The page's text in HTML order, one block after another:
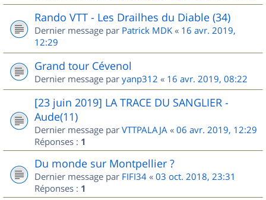
Rando VTT - Les Drailhes du Diable (34)
Dernier message par Patrick MDK « 16 avr. 2019,
12:29
Grand tour Cévenol
Dernier message par yanp312 « 16 avr. 2019, 08:22
[23 juin 2019] LA TRACE DU SANGLIER -
Aude(11)
Dernier message par VTTPALAJA « 06 avr. 2019, 12:29
Réponses : 1
Du monde sur Montpellier ?
Dernier message par FIFI34 « 03 oct. 2018, 23:31
Réponses : 1